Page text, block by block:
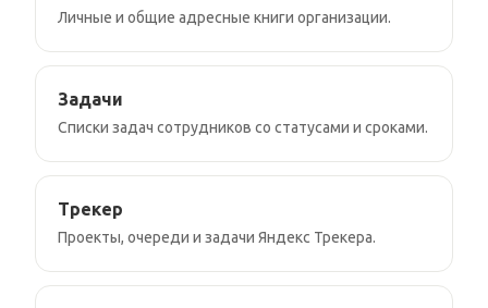
Личные и общие адресные книги организации.
Задачи
Списки задач сотрудников со статусами и сроками.
Трекер
Проекты, очереди и задачи Яндекс Трекера.